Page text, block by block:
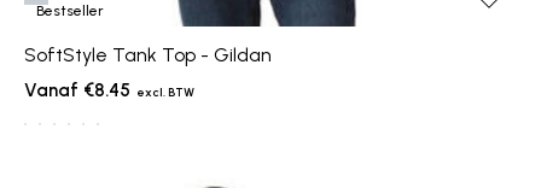
Bestseller
SoftStyle Tank Top - Gildan
€8.45